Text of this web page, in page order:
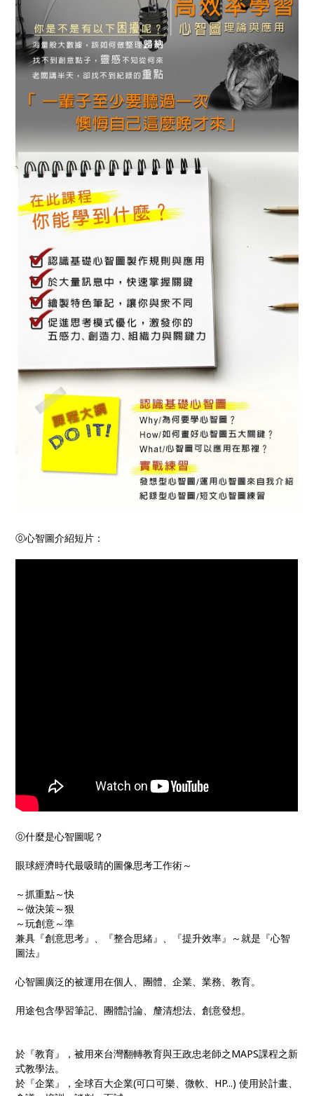
⓪心智圖介紹短片：
⓪什麼是心智圖呢？
眼球經濟時代最吸睛的圖像思考工作術～
～抓重點～快
～做決策～狠
～玩創意～準
兼具『創意思考』、『整合思緒』、『提升效率』～就是『心智
圖法』
心智圖廣泛的被運用在個人、團體、企業、業務、教育。
用途包含學習筆記、團體討論、釐清想法、創意發想。
於『教育』，被用來台灣翻轉教育與王政忠老師之MAPS課程之新
式教學法。
於『企業』，全球百大企業(可口可樂、微軟、HP...) 使用於計畫、